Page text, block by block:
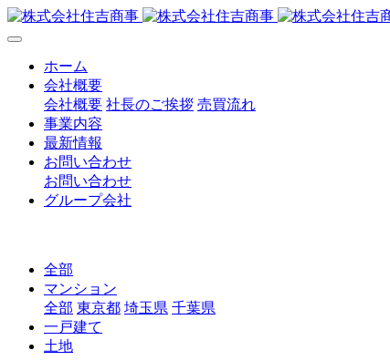
ホーム
会社概要
会社概要 社長のご挨拶 売買流れ
事業内容
最新情報
お問い合わせ
お問い合わせ
グループ会社
全部
マンション
全部 東京都 埼玉県 千葉県
一戸建て
土地